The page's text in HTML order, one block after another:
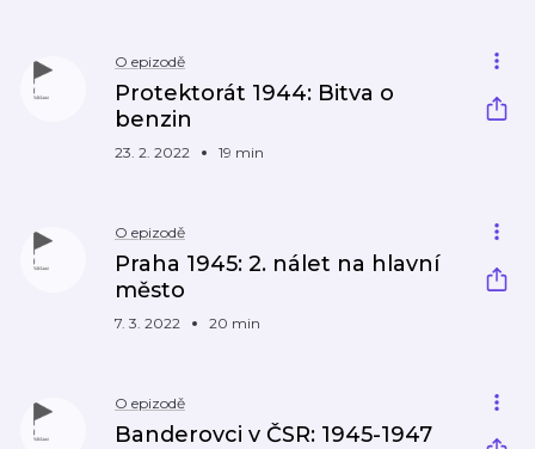
O epizodě
Protektorát 1944: Bitva o
benzin
23. 2. 2022 19 min
O epizodě
Praha 1945: 2. nálet na hlavní
město
7. 3. 2022 20 min
O epizodě
Banderovci v ČSR: 1945-1947